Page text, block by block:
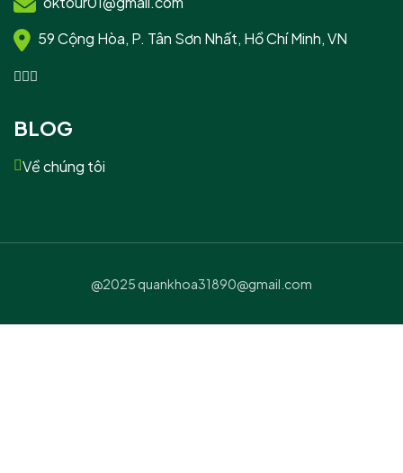
59 Cộng Hòa, P. Tân Sơn Nhất, Hồ Chí Minh, VN
BLOG
Về chúng tôi
@2025 quankhoa31890@gmail.com